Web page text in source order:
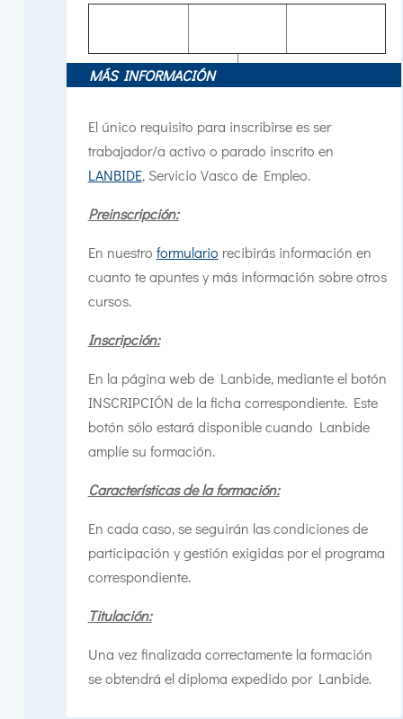
MÁS INFORMACIÓN
El único requisito para inscribirse es ser
trabajador/a activo o parado inscrito en
LANBIDE, Servicio Vasco de Empleo.
Preinscripción:
En nuestro formulario recibirás información en
cuanto te apuntes y más información sobre otros
cursos.
Inscripción:
En la página web de Lanbide, mediante el botón
INSCRIPCIÓN de la ficha correspondiente. Este
botón sólo estará disponible cuando Lanbide
amplíe su formación.
Características de la formación:
En cada caso, se seguirán las condiciones de
participación y gestión exigidas por el programa
correspondiente.
Titulación:
Una vez finalizada correctamente la formación
se obtendrá el diploma expedido por Lanbide.